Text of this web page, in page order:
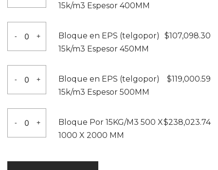
Espesor
350MM
cantidad
EPS
(telgopor)
15k/m3
Espesor
400MM
cantidad
15k/m3 Espesor 400MM
-
EPS
(telgopor)
15k/m3
Espesor
450MM
cantidad
+
Bloque en EPS (telgopor)
15k/m3 Espesor 450MM
$107,098.30
-
EPS
(telgopor)
15k/m3
Espesor
cantidad
+
Bloque en EPS (telgopor)
15k/m3 Espesor 500MM
$119,000.59
-
15KG/M3
+
Bloque Por 15KG/M3 500 X
1000 X 2000 MM
$238,023.74